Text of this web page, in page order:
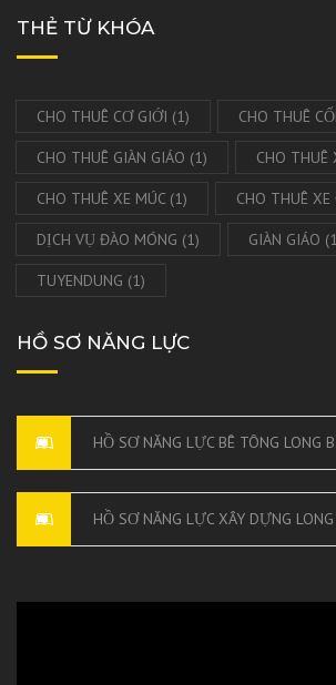
THẺ TỪ KHÓA
CHO THUÊ CƠ GIỚI (1) CHO THUÊ
CHO THUÊ GIÀN GIÁO (1) CHO THUÊ
CHO THUÊ XE MÚC (1) CHO THUÊ XE
DỊCH VỤ ĐÀO MÓNG (1) GIÀN GIÁO
TUYENDUNG (1)
HỒ SƠ NĂNG LỰC
HỒ SƠ NĂNG LỰC BÊ TÔNG LONG
HỒ SƠ NĂNG LỰC XÂY DỰNG